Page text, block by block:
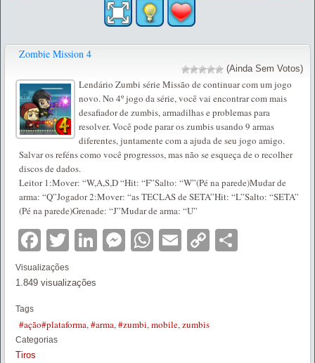
Zombie Mission 4
(Ainda Sem Votos)
Lendário Zumbi série Missão de continuar com um jogo
novo. No 4º jogo da série, você vai encontrar com mais
desafiador de zumbis, armadilhas e problemas para
resolver. Você pode parar os zumbis usando 9 armas
diferentes, juntamente com a ajuda de seu jogo amigo.
Salvar os reféns como você progressos, mas não se esqueça de o recolher
discos de dados.
Leitor 1:Mover: “W,A,S,D “Hit: “F”Salto: “W”(Pé na parede)Mudar de
arma: “Q”Jogador 2:Mover: “as TECLAS de SETA”Hit: “L”Salto: “SETA”
(Pé na parede)Grenade: “J”Mudar de arma: “U”
Facebook
TwitterLinkedIn
Messenger
WhatsApp
EmailCopy
Visualizações
1.849 visualizações
Tags
#ação#plataforma,#arma,#zumbi,mobile,zumbis
Categorias
Tiros